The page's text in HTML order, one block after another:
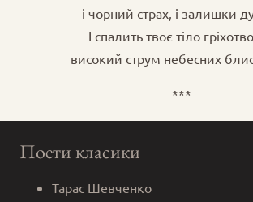
і чорний страх, і залишки
І спалить твоє тіло
високий струм небесних
***
Поети класики
Тарас Шевченко